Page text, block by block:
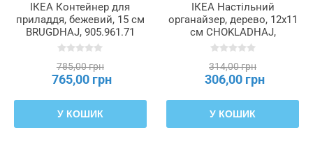
ІКЕА Контейнер для
приладдя, бежевий, 15 см
BRUGDHAJ, 905.961.71
785,00 грн
765,00 грн
У КОШИК
ІКЕА Настільний
органайзер, дерево, 12x11
см CHOKLADHAJ,
105.843.51
314,00 грн
306,00 грн
У КОШИК